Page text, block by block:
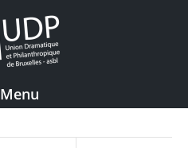
Menu